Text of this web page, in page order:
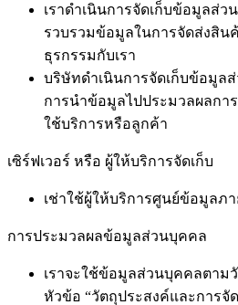
เราดำเนินการจัดเก็บข้อมูลส่
รวบรวมข้อมูลในการจัดส่งสิ
ธุรกรรมกับเรา
บริษัทดำเนินการจัดเก็บข้อมูล
การนำข้อมูลไปประมวลผลกา
ใช้บริการหรือลูกค้า
เซิร์ฟเวอร์ หรือ ผู้ให้บริการจัดเก็บ
เช่าใช้ผู้ให้บริการศูนย์ข้อมูลภ
การประมวลผลข้อมูลส่วนบุคคล
เราจะใช้ข้อมูลส่วนบุคคลตาม
หัวข้อ “วัตถุประสงค์และการจั